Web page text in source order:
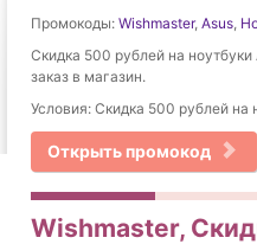
Промокоды: Wishmaster, Asus,
Скидка 500 рублей на
заказ в магазин.
Условия: Скидка 500 рублей на
Открыть промокод
Wishmaster,